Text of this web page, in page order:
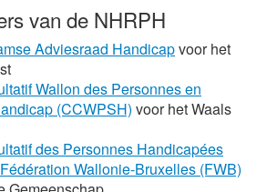
van de NHRPH
Adviesraad Handicapvoor het
Wallon des Personnes en
(CCWPSH) voor het Waals
des Personnes Handicapées
Wallonie-Bruxelles (FWB)